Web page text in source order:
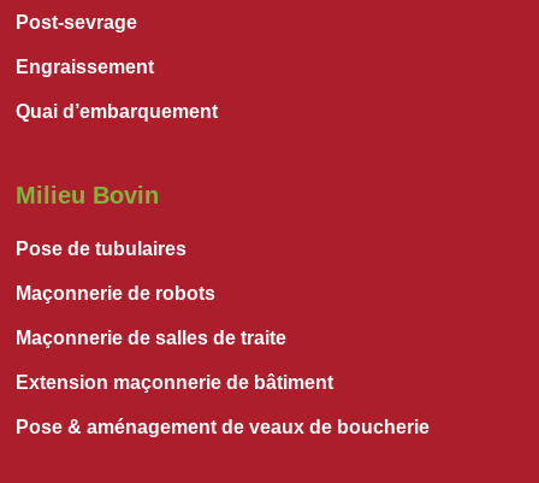
Post-sevrage
Engraissement
Quai d’embarquement
Milieu Bovin
Pose de tubulaires
Maçonnerie de robots
Maçonnerie de salles de traite
Extension maçonnerie de bâtiment
Pose & aménagement de veaux de boucherie